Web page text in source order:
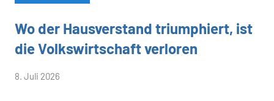
Allgemein
Wo der Hausverstand triumphiert, ist
die Volkswirtschaft verloren
von
8. Juli 2026